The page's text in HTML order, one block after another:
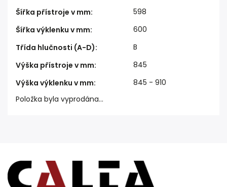
Šířka přístroje v mm:
598
Šířka výklenku v mm:
600
Třída hlučnosti (A-D):
B
Výška přístroje v mm:
845
Výška výklenku v mm:
845 - 910
Položka byla vyprodána…